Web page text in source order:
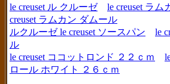
le creuset ル クルーゼ
le creuset ラ
creuset ラムカン ダムール
ルクルーゼ le creuset ソースパン
le
ル
le creuset ココットロンド ２２ｃｍ
ロール ホワイト ２６ｃｍ